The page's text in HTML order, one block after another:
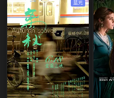
蓝光